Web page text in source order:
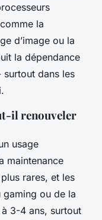
la
d’image ou la
la dépendance
dans les
il renouveler
usage
maintenance
rares, et les
ou de la
3-4 ans, surtout